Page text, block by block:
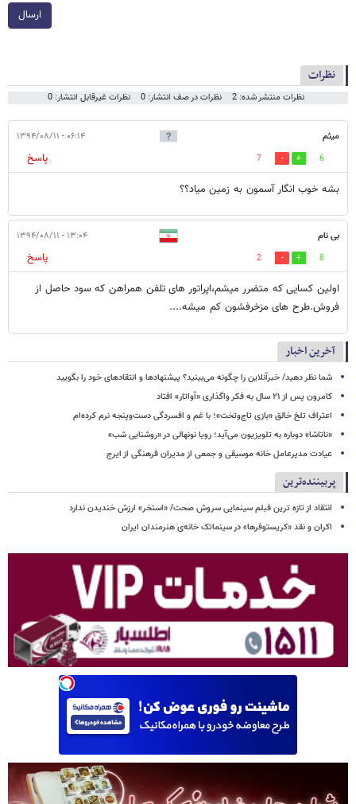
ارسال
نظرات
نظرات منتشر شده: 2 نظرات در صف انتشار: 0 نظرات غیرقابل انتشار: 0
میثم ۰۶:۱۴ - ۱۳۹۴/۰۸/۱۱
6
7
پاسخ
بشه خوب انگار آسمون به زمین میاد؟؟
بی نام ۱۳:۰۴ - ۱۳۹۴/۰۸/۱۱
8
2
پاسخ
اولین کسایی که متضرر میشم،اپراتور های تلفن همراهن که سود حاصل از
فروش.طرح های مزخرفشون کم میشه....
آخرین اخبار
شما نظر دهید/ خبرآنلاین را چگونه می‌بینید؟ پیشنهادها و انتقادهای خود را بگویید
کامرون پس از ۲۱ سال به فکر واگذاری «آواتار» افتاد
اعتراف تلخ خالق «بازی تاج‌وتخت»؛ با غم و افسردگی دست‌وپنجه نرم کرده‌ام
«ناتاشا» دوباره به تلویزیون می‌آید؛ رویا نونهالی در «روشنایی شب»
عیادت مدیرعامل خانه موسیقی و جمعی از مدیران فرهنگی از ایرج
پربیننده‌ترین
انتقاد از تازه ترین فبلم سینمایی سروش صحت/ «استخر» ارزش خندیدن ندارد
اکران و نقد «کریستوفرها» در سینماتک خانه‌ی هنرمندان ایران